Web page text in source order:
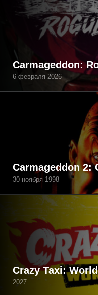
Carmageddon:
6 февраля 2026
Carmageddon 2:
30 ноября 1998
Crazy Taxi:
2027